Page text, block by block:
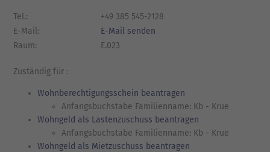
Tel.:
+49 385 545-2128
E-Mail:
E-Mail senden
Raum:
E.023
Zuständig für :
Wohnberechtigungsschein beantragen
Anfangsbuchstabe Familienname: Kb - Krue
Wohngeld als Lastenzuschuss beantragen
Anfangsbuchstabe Familienname: Kb - Krue
Wohngeld als Mietzuschuss beantragen